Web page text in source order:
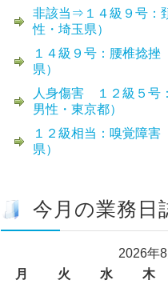
非該当⇒１４級９号：
性・埼玉県）
１４級９号：腰椎捻挫
県）
人身傷害 １２級５号
男性・東京都）
１２級相当：嗅覚障害
県）
今月の業務日
2026年8
月
火 水 木